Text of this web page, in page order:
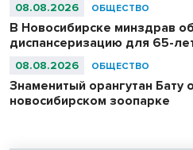
08.08.2026 ОБЩЕСТВО
В Новосибирске минздрав
диспансеризацию для 65-
08.08.2026 ОБЩЕСТВО
Знаменитый орангутан Бату
новосибирском зоопарке